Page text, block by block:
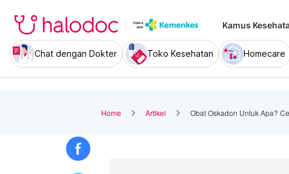
Kamus
Chat dengan Dokter Toko Kesehatan Homecare
Home Artikel Obat Oskadon Untuk Apa?